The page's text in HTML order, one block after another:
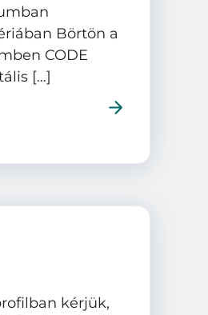
Börtön a
CODE
[…]
kérjük,